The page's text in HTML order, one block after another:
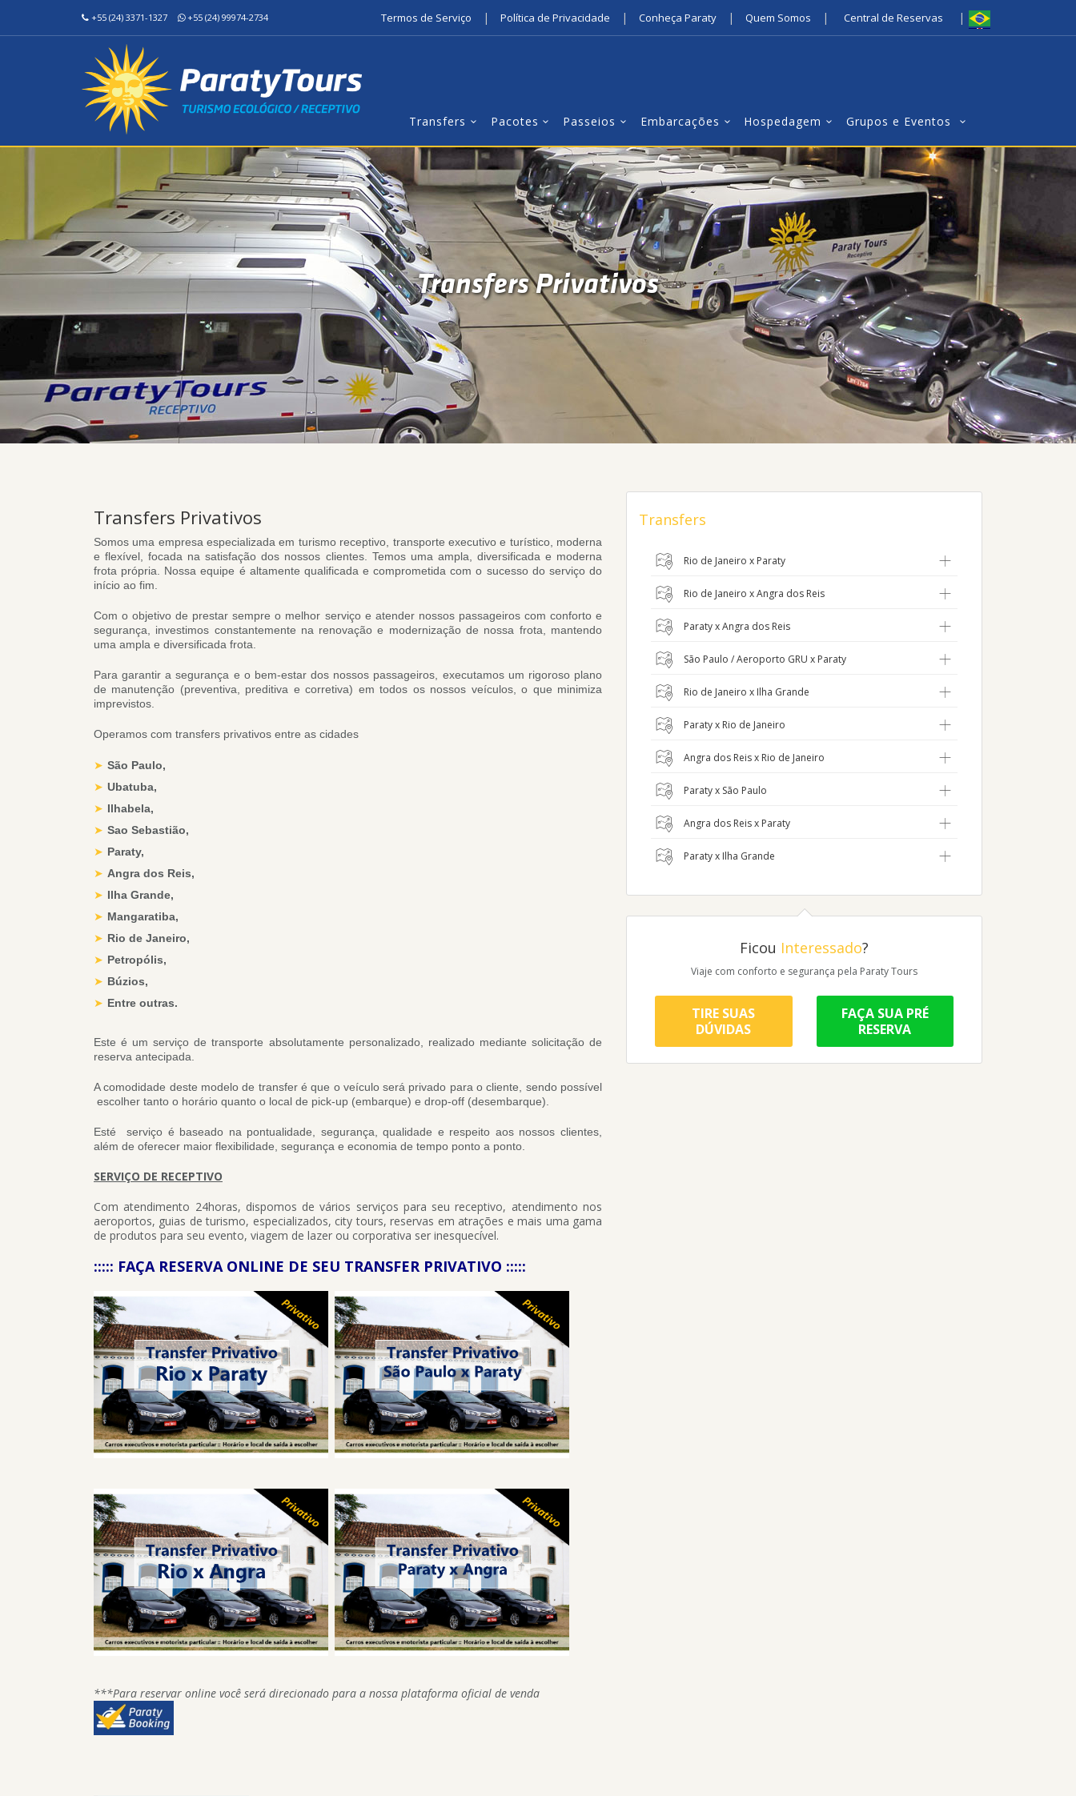
+55 (24) 3371-1327 +55 (24) 99974-2734 Termos de Serviço | Política de Privacidade | Conheça Paraty | Quem Somos | Central de Reservas |
Transfers Pacotes Passeios Embarcações Hospedagem Grupos e Eventos
Transfers Privativos
Transfers Privativos
Somos uma empresa especializada em turismo receptivo, transporte executivo e turístico, moderna
e flexível, focada na satisfação dos nossos clientes. Temos uma ampla, diversificada e moderna
frota própria. Nossa equipe é altamente qualificada e comprometida com o sucesso do serviço do
início ao fim.
Com o objetivo de prestar sempre o melhor serviço e atender nossos passageiros com conforto e
segurança, investimos constantemente na renovação e modernização de nossa frota, mantendo
uma ampla e diversificada frota.
Para garantir a segurança e o bem-estar dos nossos passageiros, executamos um rigoroso plano
de manutenção (preventiva, preditiva e corretiva) em todos os nossos veículos, o que minimiza
imprevistos.
Operamos com transfers privativos entre as cidades
São Paulo,
Ubatuba,
Ilhabela,
Sao Sebastião,
Paraty,
Angra dos Reis,
Ilha Grande,
Mangaratiba,
Rio de Janeiro,
Petropólis,
Búzios,
Entre outras.
Este é um serviço de transporte absolutamente personalizado, realizado mediante solicitação de
reserva antecipada.
A comodidade deste modelo de transfer é que o veículo será privado para o cliente, sendo possível
escolher tanto o horário quanto o local de pick-up (embarque) e drop-off (desembarque).
Esté serviço é baseado na pontualidade, segurança, qualidade e respeito aos nossos clientes,
além de oferecer maior flexibilidade, segurança e economia de tempo ponto a ponto.
SERVIÇO DE RECEPTIVO
Com atendimento 24horas, dispomos de vários serviços para seu receptivo, atendimento nos
aeroportos, guias de turismo, especializados, city tours, reservas em atrações e mais uma gama
de produtos para seu evento, viagem de lazer ou corporativa ser inesquecível.
::::: FAÇA RESERVA ONLINE DE SEU TRANSFER PRIVATIVO :::::
***Para reservar online você será direcionado para a nossa plataforma oficial de venda
Transfers
Rio de Janeiro x Paraty
Rio de Janeiro x Angra dos Reis
Paraty x Angra dos Reis
São Paulo / Aeroporto GRU x Paraty
Rio de Janeiro x Ilha Grande
Paraty x Rio de Janeiro
Angra dos Reis x Rio de Janeiro
Paraty x São Paulo
Angra dos Reis x Paraty
Paraty x Ilha Grande
Ficou Interessado?
Viaje com conforto e segurança pela Paraty Tours
TIRE SUAS
DÚVIDAS
FAÇA SUA PRÉ
RESERVA